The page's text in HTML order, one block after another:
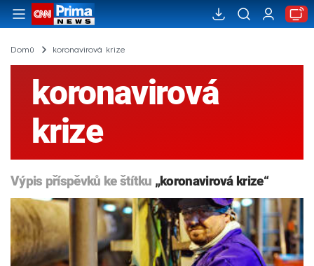
Domů koronavirová krize
koronavirová
krize
Výpis příspěvků ke štítku „koronavirová krize“